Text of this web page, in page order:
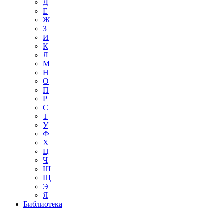
Д
Е
Ж
З
И
К
Л
М
Н
О
П
Р
С
Т
У
Ф
Х
Ц
Ч
Ш
Щ
Э
Я
Библиотека